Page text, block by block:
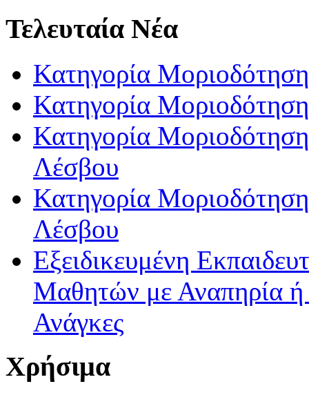
Τελευταία Νέα
Κατηγορία
Κατηγορία
Κατηγορία
Λέσβου
Κατηγορία
Λέσβου
Εξειδικευμένη
Μαθητών με Αναπηρία ή /
Ανάγκες
Χρήσιμα